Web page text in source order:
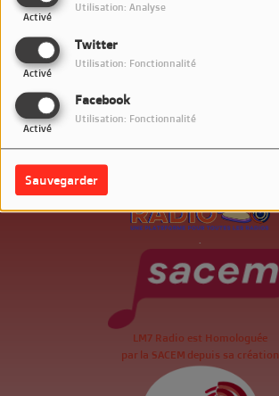
Activé
Utilisation: Analyse
Twitter
Activé
Utilisation: Fonctionnalité
Facebook
Activé
Utilisation: Fonctionnalité
Sauvegarder
LM7 Radio est Homologuée
par la SACEM depuis sa création